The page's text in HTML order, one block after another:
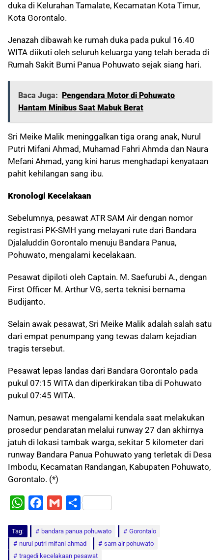
duka di Kelurahan Tamalate, Kecamatan Kota Timur,
Kota Gorontalo.
Jenazah dibawah ke rumah duka pada pukul 16.40
WITA diikuti oleh seluruh keluarga yang telah berada di
Rumah Sakit Bumi Panua Pohuwato sejak siang hari.
Baca Juga: Pengendara Motor di Pohuwato
Hantam Minibus Saat Mabuk Berat
Sri Meike Malik meninggalkan tiga orang anak, Nurul
Putri Mifani Ahmad, Muhamad Fahri Ahmda dan Naura
Mefani Ahmad, yang kini harus menghadapi kenyataan
pahit kehilangan sang ibu.
Kronologi Kecelakaan
Sebelumnya, pesawat ATR SAM Air dengan nomor
registrasi PK-SMH yang melayani rute dari Bandara
Djalaluddin Gorontalo menuju Bandara Panua,
Pohuwato, mengalami kecelakaan.
Pesawat dipiloti oleh Captain. M. Saefurubi A., dengan
First Officer M. Arthur VG, serta teknisi bernama
Budijanto.
Selain awak pesawat, Sri Meike Malik adalah salah satu
dari empat penumpang yang tewas dalam kejadian
tragis tersebut.
Pesawat lepas landas dari Bandara Gorontalo pada
pukul 07:15 WITA dan diperkirakan tiba di Pohuwato
pukul 07:45 WITA.
Namun, pesawat mengalami kendala saat melakukan
prosedur pendaratan melalui runway 27 dan akhirnya
jatuh di lokasi tambak warga, sekitar 5 kilometer dari
runway Bandara Panua Pohuwato yang terletak di Desa
Imbodu, Kecamatan Randangan, Kabupaten Pohuwato,
Gorontalo. (*)
W
t
c
e
a
i
S
a
r
Tag: bandara panua pohuwato
Gorontalo
nurul putri mifani ahmad
sam air pohuwato
tragedi kecelakaan pesawat